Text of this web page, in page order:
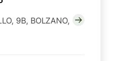
9B, BOLZANO,